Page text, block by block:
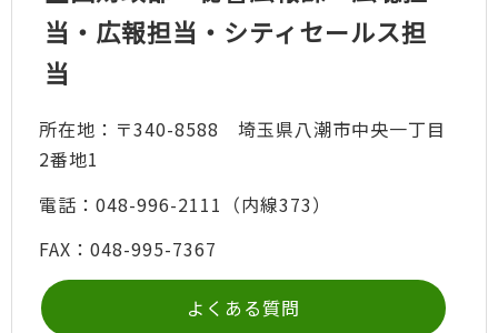
当・広報担当・シティセールス担
当
所在地：〒340-8588 埼玉県八潮市中央一丁目
2番地1
電話：048-996-2111（内線373）
FAX：048-995-7367
よくある質問